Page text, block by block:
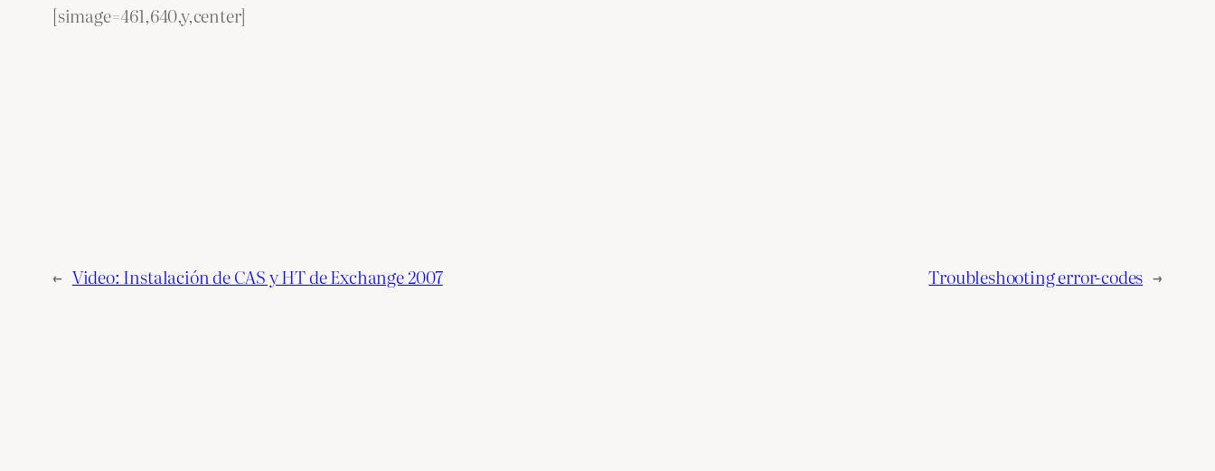
[simage=461,640,y,center]
← Video: Instalación de CAS y HT de Exchange 2007 Troubleshooting error-codes →